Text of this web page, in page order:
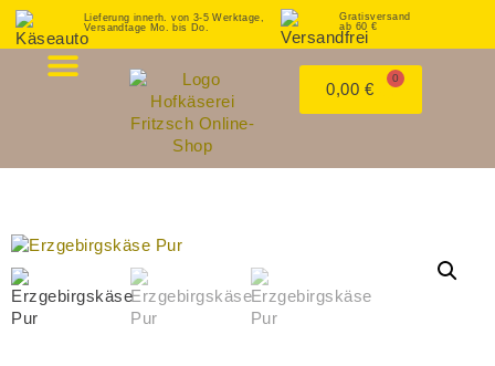
Lieferung innerh. von 3-5 Werktage,
Versandtage Mo. bis Do.
Gratisversand
ab 60 €
0,00 €
0